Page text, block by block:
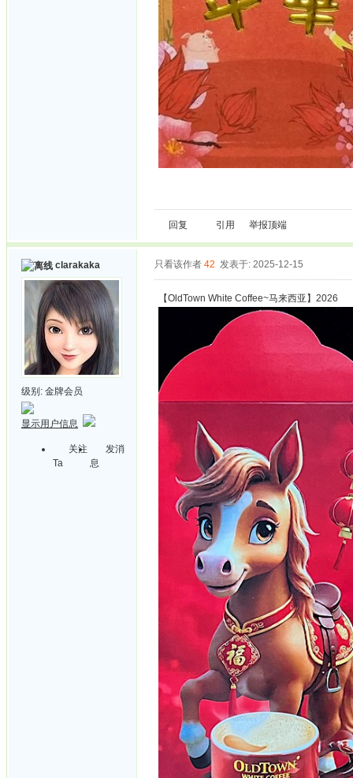
回复 引用 举报顶端
clarakaka
级别: 金牌会员
显示用户信息
关注
Ta
发消
息
只看该作者 42 发表于: 2025-12-15
【OldTown White Coffee~马来西亚】2026